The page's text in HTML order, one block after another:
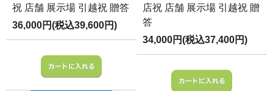
祝 店舗 展示場 引越祝 贈答
36,000円(税込39,600円)
店祝 店舗 展示場 引越祝 贈
答
34,000円(税込37,400円)